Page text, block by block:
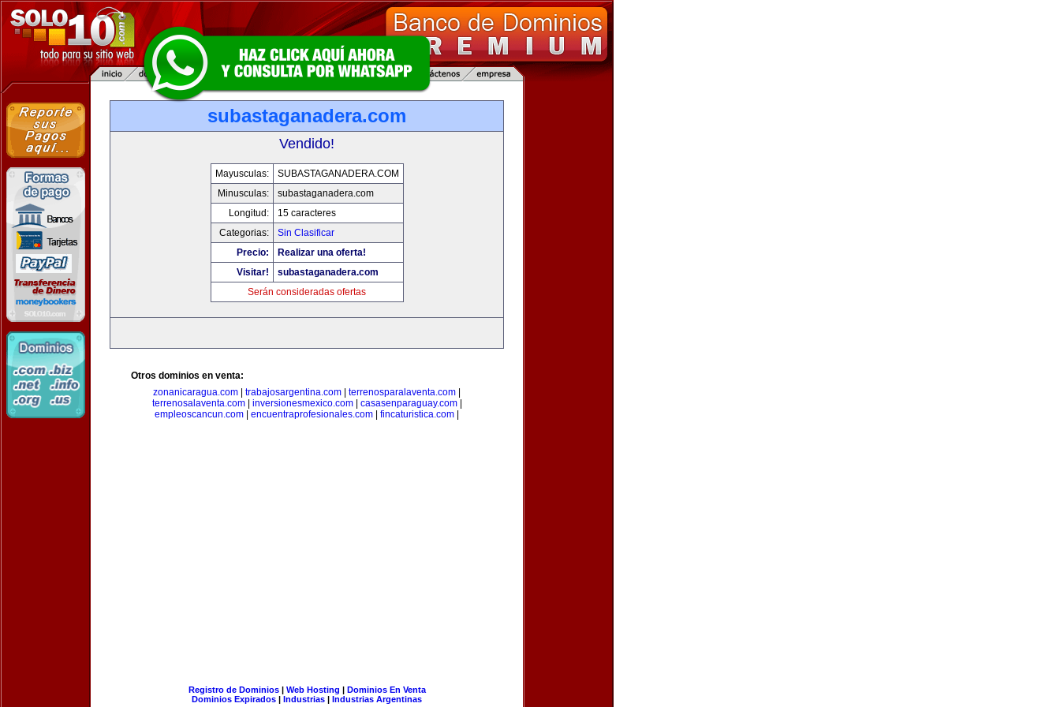
subastaganadera.com
Vendido!
Mayusculas:
SUBASTAGANADERA.COM
Minusculas:
subastaganadera.com
Longitud:
15 caracteres
Categorias:
Sin Clasificar
Precio:
Realizar una oferta!
Visitar!
subastaganadera.com
Serán consideradas ofertas
Otros dominios en venta:
zonanicaragua.com
trabajosargentina.com terrenosparalaventa.com
terrenosalaventa.com| inversionesmexico.com| casasenparaguay.com|
empleoscancun.com
encuentraprofesionales.com fincaturistica.com
Registro de Dominios| Web Hosting | Dominios En Venta
Dominios Expirados | Industrias | Industrias Argentinas